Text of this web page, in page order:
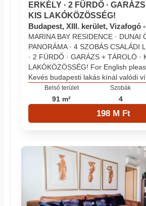
ERKÉLY · 2 FÜRDŐ ·
KIS LAKÓKÖZÖSSÉG!
Budapest, XIII. kerület, Vizafogó
MARINA BAY RESIDENCE · DUNAI
PANORÁMA · 4 SZOBÁS CSALÁDI
· 2 FÜRDŐ · GARÁZS + TÁROLÓ ·
LAKÓKÖZÖSSÉG! For English
Kevés budapesti lakás kínál valódi
Belső terület
91 m²
Szobák
4
198 M Ft